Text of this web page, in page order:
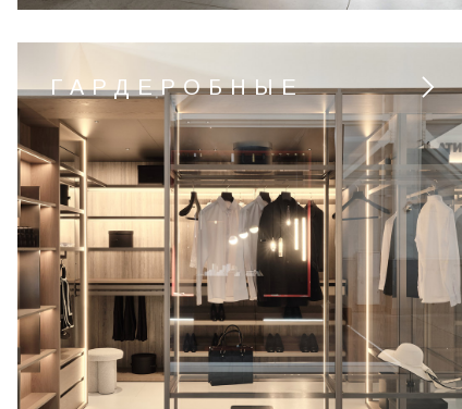
ГАРДЕРОБНЫЕ